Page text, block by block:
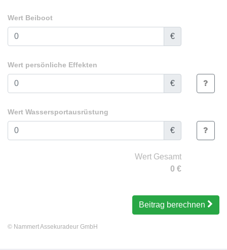
Wert Beiboot
€
Wert persönliche Effekten
€
Wert Wassersportausrüstung
€
Wert Gesamt
0 €
Beitrag berechnen
© Nammert Assekuradeur GmbH